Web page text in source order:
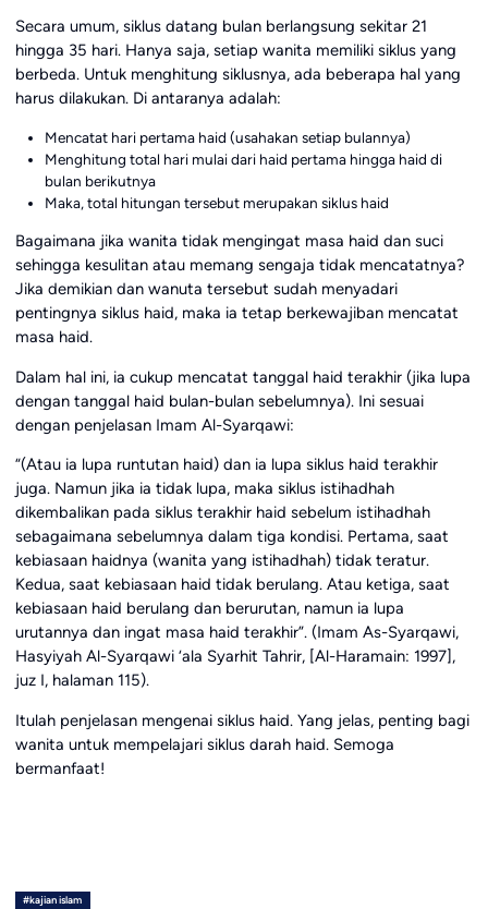
Secara umum, siklus datang bulan berlangsung sekitar 21
hingga 35 hari. Hanya saja, setiap wanita memiliki siklus yang
berbeda. Untuk menghitung siklusnya, ada beberapa hal yang
harus dilakukan. Di antaranya adalah:
Mencatat hari pertama haid (usahakan setiap bulannya)
Menghitung total hari mulai dari haid pertama hingga haid di
bulan berikutnya
Maka, total hitungan tersebut merupakan siklus haid
Bagaimana jika wanita tidak mengingat masa haid dan suci
sehingga kesulitan atau memang sengaja tidak mencatatnya?
Jika demikian dan wanuta tersebut sudah menyadari
pentingnya siklus haid, maka ia tetap berkewajiban mencatat
masa haid.
Dalam hal ini, ia cukup mencatat tanggal haid terakhir (jika lupa
dengan tanggal haid bulan-bulan sebelumnya). Ini sesuai
dengan penjelasan Imam Al-Syarqawi:
“(Atau ia lupa runtutan haid) dan ia lupa siklus haid terakhir
juga. Namun jika ia tidak lupa, maka siklus istihadhah
dikembalikan pada siklus terakhir haid sebelum istihadhah
sebagaimana sebelumnya dalam tiga kondisi. Pertama, saat
kebiasaan haidnya (wanita yang istihadhah) tidak teratur.
Kedua, saat kebiasaan haid tidak berulang. Atau ketiga, saat
kebiasaan haid berulang dan berurutan, namun ia lupa
urutannya dan ingat masa haid terakhir”. (Imam As-Syarqawi,
Hasyiyah Al-Syarqawi ‘ala Syarhit Tahrir, [Al-Haramain: 1997],
juz I, halaman 115).
Itulah penjelasan mengenai siklus haid. Yang jelas, penting bagi
wanita untuk mempelajari siklus darah haid. Semoga
bermanfaat!
#kajian islam